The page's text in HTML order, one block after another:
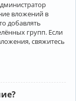
вложений в
добавлять
групп. Если
свяжитесь